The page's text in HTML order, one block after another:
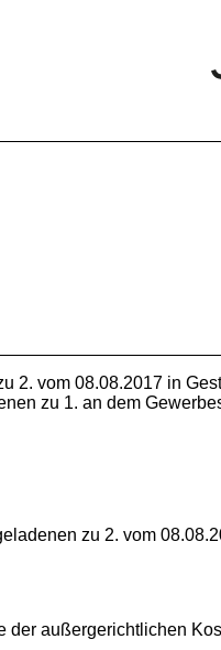
2. vom 08.08.2017 in
zu 1. an dem
zu 2. vom
der außergerichtlichen